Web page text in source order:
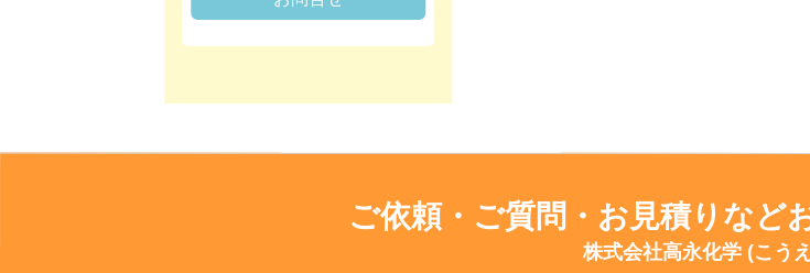
ご依頼・ご質問・お見積りなど
株式会社高永化学 (こう